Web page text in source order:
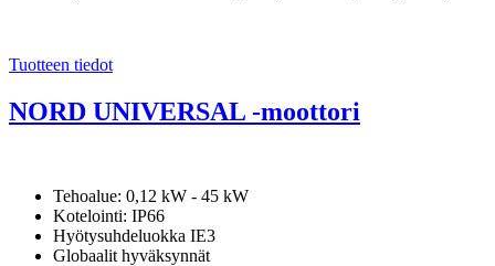
Tuotteen tiedot
NORD UNIVERSAL -moottori
Tehoalue: 0,12 kW - 45 kW
Kotelointi: IP66
Hyötysuhdeluokka IE3
Globaalit hyväksynnät